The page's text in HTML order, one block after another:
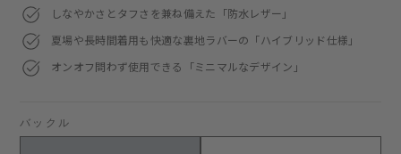
しなやかさとタフさを兼ね備えた「防水レザー」
夏場や長時間着用も快適な裏地ラバーの「ハイブリッド仕様」
オンオフ問わず使用できる「ミニマルなデザイン」
バックル